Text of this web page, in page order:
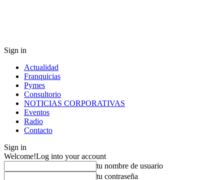
Sign in
Actualidad
Franquicias
Pymes
Consultorio
NOTICIAS CORPORATIVAS
Eventos
Radio
Contacto
Sign in
Welcome!Log into your account
tu nombre de usuario
tu contraseña